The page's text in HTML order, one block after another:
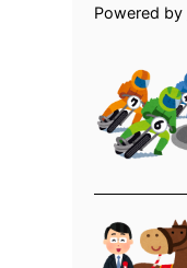
Powered by